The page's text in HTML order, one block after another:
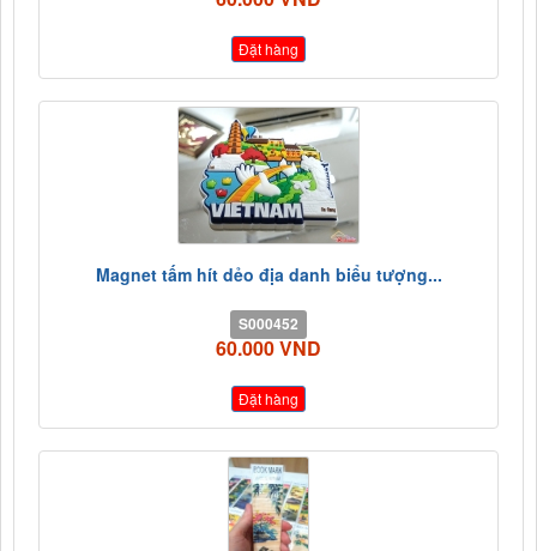
Đặt hàng
Magnet tấm hít dẻo địa danh biểu tượng...
S000452
60.000 VND
Đặt hàng